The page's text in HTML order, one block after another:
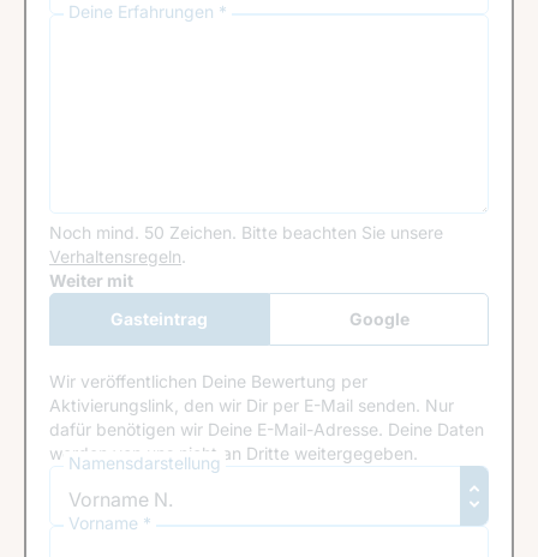
Deine Erfahrungen *
Noch mind. 50 Zeichen. Bitte beachten Sie unsere
Verhaltensregeln.
Google Recaptcha
Weiter mit
Gasteintrag
Google
Anmeldung
Wir veröffentlichen Deine Bewertung per
Aktivierungslink, den wir Dir per E-Mail senden. Nur
dafür benötigen wir Deine E-Mail-Adresse. Deine Daten
werden von uns nicht an Dritte weitergegeben.
Namensdarstellung
Vorname *